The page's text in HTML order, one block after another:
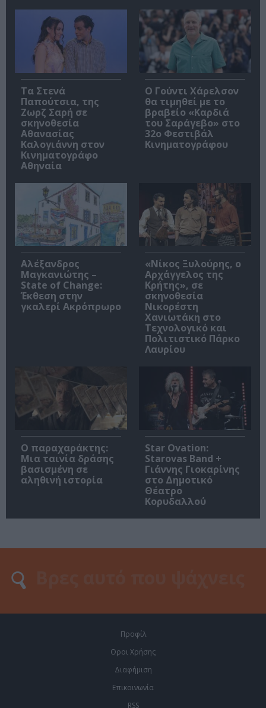
Τα Στενά
Παπούτσια, της
Ζωρζ Σαρή σε
σκηνοθεσία
Αθανασίας
Καλογιάννη στον
Κινηματογράφο
Αθηναία
Ο Γούντι Χάρελσον
θα τιμηθεί με το
βραβείο «Καρδιά
του Σαράγεβο» στο
32ο Φεστιβάλ
Κινηματογράφου
Αλέξανδρος
Μαγκανιώτης –
State of Change:
Έκθεση στην
γκαλερί Ακρόπρωρο
«Νίκος Ξυλούρης, ο
Αρχάγγελος της
Κρήτης», σε
σκηνοθεσία
Νικορέστη
Χανιωτάκη στο
Τεχνολογικό και
Πολιτιστικό Πάρκο
Λαυρίου
Ο παραχαράκτης:
Μια ταινία δράσης
βασισμένη σε
αληθινή ιστορία
Star Ovation:
Starovas Band +
Γιάννης Γιοκαρίνης
στο Δημοτικό
Θέατρο
Κορυδαλλού
Προφίλ
Οροι Χρήσης
Διαφήμιση
Επικοινωνία
RSS